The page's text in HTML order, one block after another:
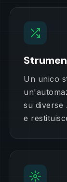
Un unico
su diverse
e